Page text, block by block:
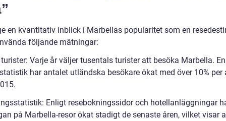
en kvantitativ inblick i Marbellas popularitet som en
följande mätningar:
Varje år väljer tusentals turister att besöka Marbella.
har antalet utländska besökare ökat med över 10% per
Enligt resebokningssidor och hotellanläggningar
på Marbella-resor ökat stadigt de senaste åren, vilket visar